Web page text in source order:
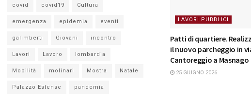
LAVORI PUBBLICI
Patti di quartiere.
il nuovo parcheggio in
Cantoreggio a Masnago
25 GIUGNO 2026
covid covid19 Cultura
emergenza epidemia eventi
galimberti Giovani incontro
Lavori Lavoro lombardia
Mobilità molinari Mostra Natale
Palazzo Estense pandemia